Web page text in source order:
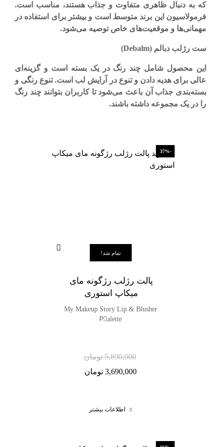
که به دنبال ظاهری متفاوت و جذاب هستند، مناسب است.
فرمولاسیون این برند متوسط است و بیشتر برای استفاده در
مهمانی‌ها و موقعیت‌های خاص توصیه می‌شود.
ست رژلب دبالم (Debalm)
این محصول شامل چند رنگ در یک بسته است و گزینه‌ای
عالی برای هدیه دادن و تنوع در آرایش لب است. تنوع رنگی و
بسته‌بندی جذاب آن باعث می‌شود تا کاربران بتوانند چند رنگ
را در یک مجموعه داشته باشند.
-37%
تمام شد!
اطلاعات بیشتر
پالت رژلب رژگونه مای
میکاپ استوری
My Makeup Story Lip & Blusher
Pَalette
5,890,000 تومان
3,690,000 تومان